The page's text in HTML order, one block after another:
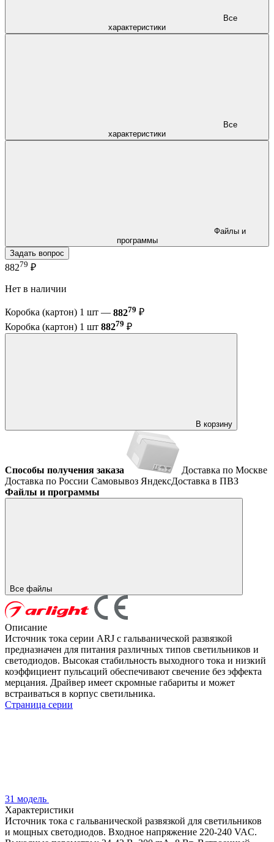
характеристики
характеристики
программы
Задать вопрос
88279 ₽
Нет в наличии
Коробка (картон) 1 шт — 88279 ₽
Коробка (картон) 1 шт 88279 ₽
В корзину
Способы получения заказа
Доставка по Москве
Доставка по России Самовывоз ЯндексДоставка в ПВЗ
Файлы и программы
Все файлы
Описание
Источник тока серии ARJ с гальванической развязкой
предназначен для питания различных типов светильников и
светодиодов. Высокая стабильность выходного тока и низкий
коэффициент пульсаций обеспечивают свечение без эффекта
мерцания. Драйвер имеет скромные габариты и может
встраиваться в корпус светильника.
Страница серии
31 модель
Характеристики
Источник тока с гальванической развязкой для светильников
и мощных светодиодов. Входное напряжение 220-240 VAC.